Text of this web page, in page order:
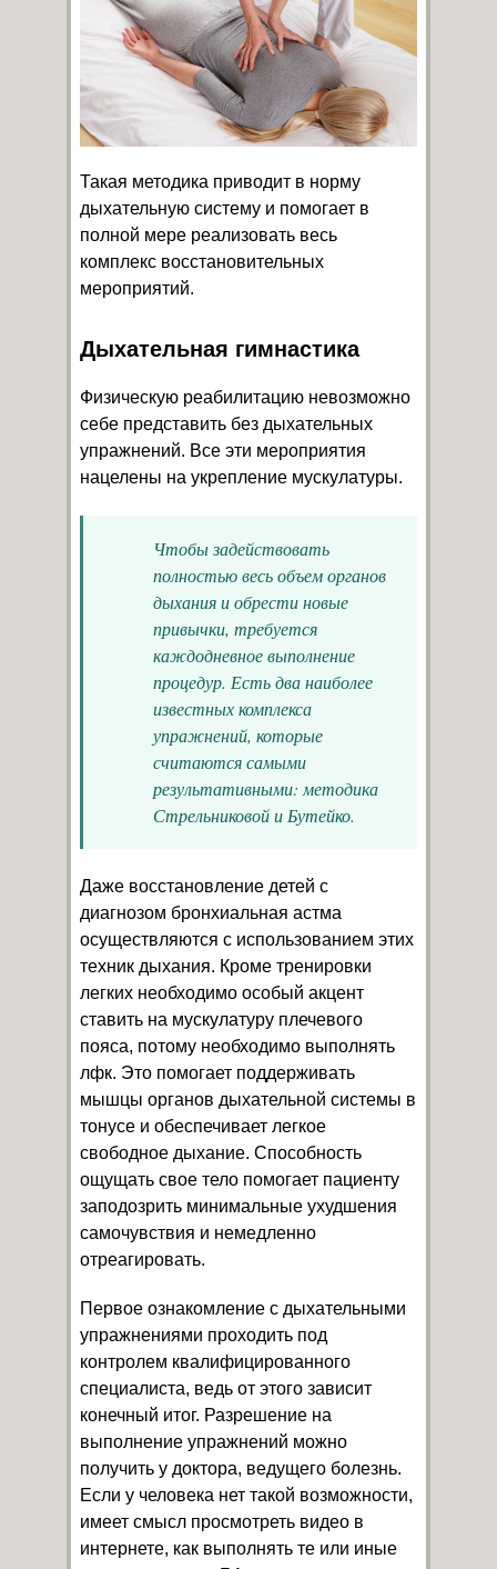
Такая методика приводит в норму
дыхательную систему и помогает в
полной мере реализовать весь
комплекс восстановительных
мероприятий.
Дыхательная гимнастика
Физическую реабилитацию невозможно
себе представить без дыхательных
упражнений. Все эти мероприятия
нацелены на укрепление мускулатуры.
Чтобы задействовать
полностью весь объем органов
дыхания и обрести новые
привычки, требуется
каждодневное выполнение
процедур. Есть два наиболее
известных комплекса
упражнений, которые
считаются самыми
результативными: методика
Стрельниковой и Бутейко.
Даже восстановление детей с
диагнозом бронхиальная астма
осуществляются с использованием этих
техник дыхания. Кроме тренировки
легких необходимо особый акцент
ставить на мускулатуру плечевого
пояса, потому необходимо выполнять
лфк. Это помогает поддерживать
мышцы органов дыхательной системы в
тонусе и обеспечивает легкое
свободное дыхание. Способность
ощущать свое тело помогает пациенту
заподозрить минимальные ухудшения
самочувствия и немедленно
отреагировать.
Первое ознакомление с дыхательными
упражнениями проходить под
контролем квалифицированного
специалиста, ведь от этого зависит
конечный итог. Разрешение на
выполнение упражнений можно
получить у доктора, ведущего болезнь.
Если у человека нет такой возможности,
имеет смысл просмотреть видео в
интернете, как выполнять те или иные